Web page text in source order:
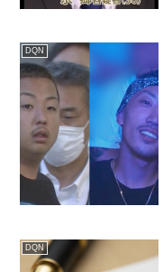
DQN
DQN